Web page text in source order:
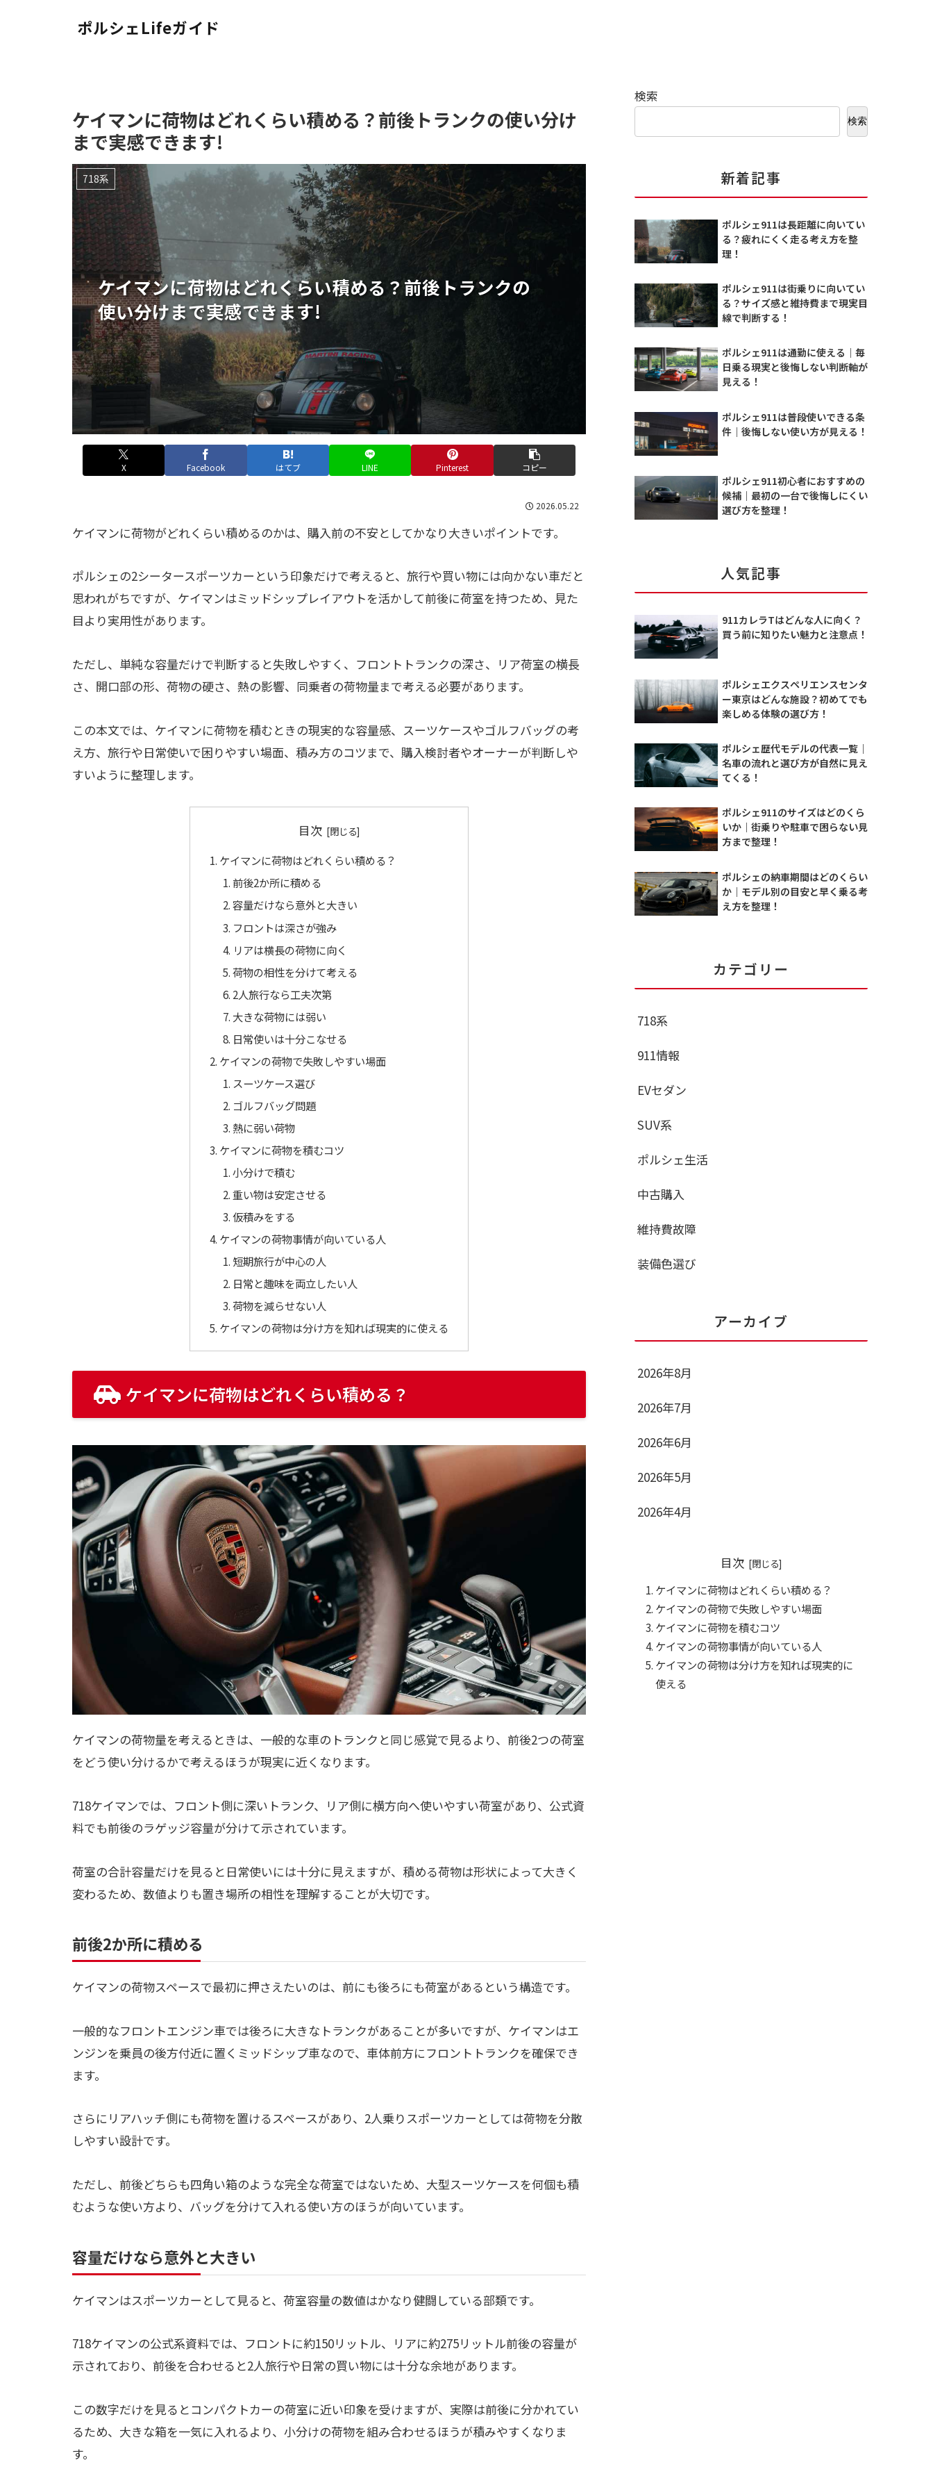
ポルシェLifeガイド
ケイマンに荷物はどれくらい積める？前後トランクの使い分け
まで実感できます!
ケイマンに荷物はどれくらい積める？前後トランクの
使い分けまで実感できます!
718系
X Facebook はてブ LINE Pinterest コピー
2026.05.22
ケイマンに荷物がどれくらい積めるのかは、購入前の不安としてかなり大きいポイントです。
ポルシェの2シータースポーツカーという印象だけで考えると、旅行や買い物には向かない車だと
思われがちですが、ケイマンはミッドシップレイアウトを活かして前後に荷室を持つため、見た
目より実用性があります。
ただし、単純な容量だけで判断すると失敗しやすく、フロントトランクの深さ、リア荷室の横長
さ、開口部の形、荷物の硬さ、熱の影響、同乗者の荷物量まで考える必要があります。
この本文では、ケイマンに荷物を積むときの現実的な容量感、スーツケースやゴルフバッグの考
え方、旅行や日常使いで困りやすい場面、積み方のコツまで、購入検討者やオーナーが判断しや
すいように整理します。
目次
ケイマンに荷物はどれくらい積める？
前後2か所に積める
容量だけなら意外と大きい
フロントは深さが強み
リアは横長の荷物に向く
荷物の相性を分けて考える
2人旅行なら工夫次第
大きな荷物には弱い
日常使いは十分こなせる
ケイマンの荷物で失敗しやすい場面
スーツケース選び
ゴルフバッグ問題
熱に弱い荷物
ケイマンに荷物を積むコツ
小分けで積む
重い物は安定させる
仮積みをする
ケイマンの荷物事情が向いている人
短期旅行が中心の人
日常と趣味を両立したい人
荷物を減らせない人
ケイマンの荷物は分け方を知れば現実的に使える
ケイマンに荷物はどれくらい積める？
ケイマンの荷物量を考えるときは、一般的な車のトランクと同じ感覚で見るより、前後2つの荷室
をどう使い分けるかで考えるほうが現実に近くなります。
718ケイマンでは、フロント側に深いトランク、リア側に横方向へ使いやすい荷室があり、公式資
料でも前後のラゲッジ容量が分けて示されています。
荷室の合計容量だけを見ると日常使いには十分に見えますが、積める荷物は形状によって大きく
変わるため、数値よりも置き場所の相性を理解することが大切です。
前後2か所に積める
ケイマンの荷物スペースで最初に押さえたいのは、前にも後ろにも荷室があるという構造です。
一般的なフロントエンジン車では後ろに大きなトランクがあることが多いですが、ケイマンはエ
ンジンを乗員の後方付近に置くミッドシップ車なので、車体前方にフロントトランクを確保でき
ます。
さらにリアハッチ側にも荷物を置けるスペースがあり、2人乗りスポーツカーとしては荷物を分散
しやすい設計です。
ただし、前後どちらも四角い箱のような完全な荷室ではないため、大型スーツケースを何個も積
むような使い方より、バッグを分けて入れる使い方のほうが向いています。
容量だけなら意外と大きい
ケイマンはスポーツカーとして見ると、荷室容量の数値はかなり健闘している部類です。
718ケイマンの公式系資料では、フロントに約150リットル、リアに約275リットル前後の容量が
示されており、前後を合わせると2人旅行や日常の買い物には十分な余地があります。
この数字だけを見るとコンパクトカーの荷室に近い印象を受けますが、実際は前後に分かれてい
るため、大きな箱を一気に入れるより、小分けの荷物を組み合わせるほうが積みやすくなりま
す。
検索
検索
新着記事
ポルシェ911は長距離に向いてい
る？疲れにくく走る考え方を整
理！
ポルシェ911は街乗りに向いてい
る？サイズ感と維持費まで現実目
線で判断する！
ポルシェ911は通勤に使える｜毎
日乗る現実と後悔しない判断軸が
見える！
ポルシェ911は普段使いできる条
件｜後悔しない使い方が見える！
ポルシェ911初心者におすすめの
候補｜最初の一台で後悔しにくい
選び方を整理！
人気記事
911カレラTはどんな人に向く？
買う前に知りたい魅力と注意点！
ポルシェエクスペリエンスセンタ
ー東京はどんな施設？初めてでも
楽しめる体験の選び方！
ポルシェ歴代モデルの代表一覧｜
名車の流れと選び方が自然に見え
てくる！
ポルシェ911のサイズはどのくら
いか｜街乗りや駐車で困らない見
方まで整理！
ポルシェの納車期間はどのくらい
か｜モデル別の目安と早く乗る考
え方を整理！
カテゴリー
718系
911情報
EVセダン
SUV系
ポルシェ生活
中古購入
維持費故障
装備色選び
アーカイブ
2026年8月
2026年7月
2026年6月
2026年5月
2026年4月
目次
ケイマンに荷物はどれくらい積める？
ケイマンの荷物で失敗しやすい場面
ケイマンに荷物を積むコツ
ケイマンの荷物事情が向いている人
ケイマンの荷物は分け方を知れば現実的に
使える